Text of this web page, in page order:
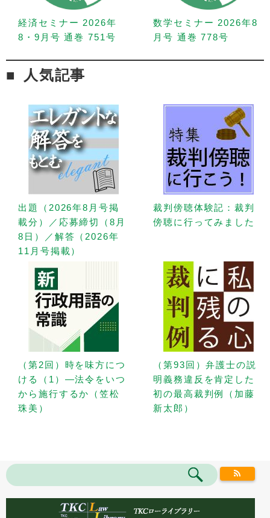
経済セミナー 2026年
8・9月号 通巻 751号
数学セミナー 2026年8
月号 通巻 778号
人気記事
出題（2026年8月号掲
載分）／応募締切（8月
8日）／解答（2026年
11月号掲載）
裁判傍聴体験記：裁判
傍聴に行ってみました
（第2回）時を味方につ
ける（1）—法令をいつ
から施行するか（笠松
珠美）
（第93回）弁護士の説
明義務違反を肯定した
初の最高裁判例（加藤
新太郎）